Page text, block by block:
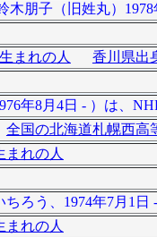
木朋子（旧姓丸）
まれの人
香川県出
年8月4日 - ）は、
全国の北海道札幌西高
まれの人
ろう、1974年7月1
まれの人